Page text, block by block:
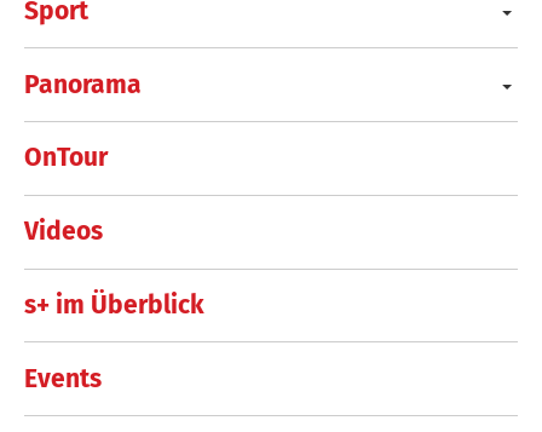
Sport
Panorama
OnTour
Videos
s+ im Überblick
Events